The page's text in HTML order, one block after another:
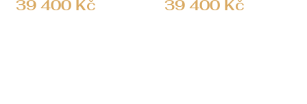
39 400 Kč 39 400 Kč